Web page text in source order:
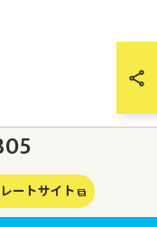
ートサイト